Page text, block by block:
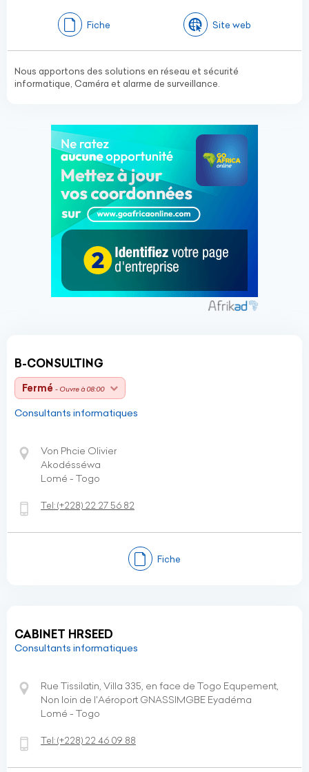
Fiche Site web
Nous apportons des solutions en réseau et sécurité
informatique, Caméra et alarme de surveillance.
B-CONSULTING
Fermé - Ouvre à 08:00
Consultants informatiques
Von Phcie Olivier
Akodésséwa
Lomé - Togo
Tel:(+228) 22 27 56 82
Fiche
CABINET HRSEED
Consultants informatiques
Rue Tissilatin, Villa 335, en face de Togo Equpement,
Non loin de l'Aéroport GNASSIMGBE Eyadéma
Lomé - Togo
Tel:(+228) 22 46 09 88